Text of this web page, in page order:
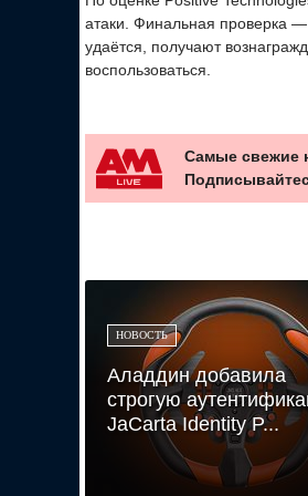
атаки. Финальная проверка
удаётся, получают
воспользоваться.
Самые свежие
НОВОСТЬ
Аладдин добавила
строгую
JaCarta Identity P...